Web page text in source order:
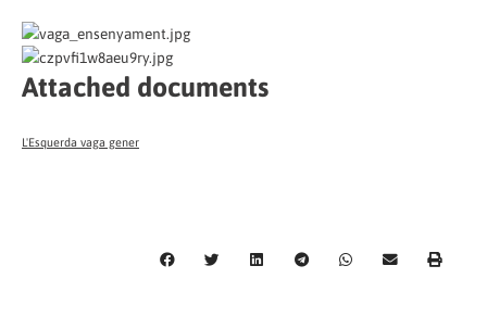
Attached documents
L'Esquerda vaga gener